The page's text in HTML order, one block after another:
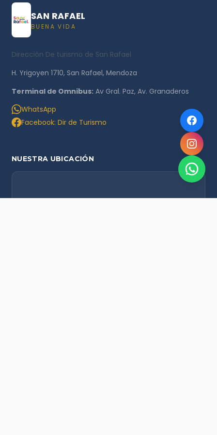
SAN RAFAEL
BUENA VIDA
Dirección De turismo de San Rafael
H. Yrigoyen 1710, San Rafael, Mendoza
Terminal de Omnibus: Av Gral. Paz, Av. Granaderos
WhatsApp
Facebook: Dir de Turismo
NUESTRA UBICACIÓN